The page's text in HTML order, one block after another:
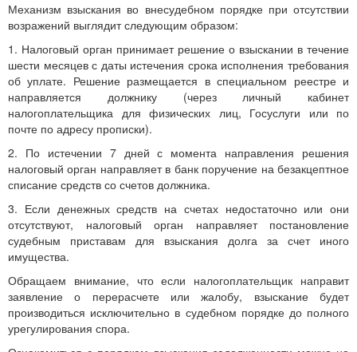
Механизм взыскания во внесудебном порядке при отсутствии
возражений выглядит следующим образом:
1. Налоговый орган принимает решение о взыскании в течение
шести месяцев с даты истечения срока исполнения требования
об уплате. Решение размещается в специальном реестре и
направляется должнику (через личный кабинет
налогоплательщика для физических лиц, Госуслуги или по
почте по адресу прописки).
2. По истечении 7 дней с момента направления решения
налоговый орган направляет в банк поручение на безакцептное
списание средств со счетов должника.
3. Если денежных средств на счетах недостаточно или они
отсутствуют, налоговый орган направляет постановление
судебным приставам для взыскания долга за счет иного
имущества.
Обращаем внимание, что если налогоплательщик направит
заявление о перерасчете или жалобу, взыскание будет
производиться исключительно в судебном порядке до полного
урегулирования спора.